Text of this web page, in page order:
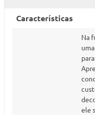
Características
Na
ele